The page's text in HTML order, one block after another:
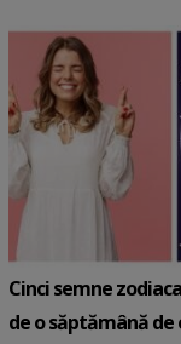
Cinci semne
de o săptămână de